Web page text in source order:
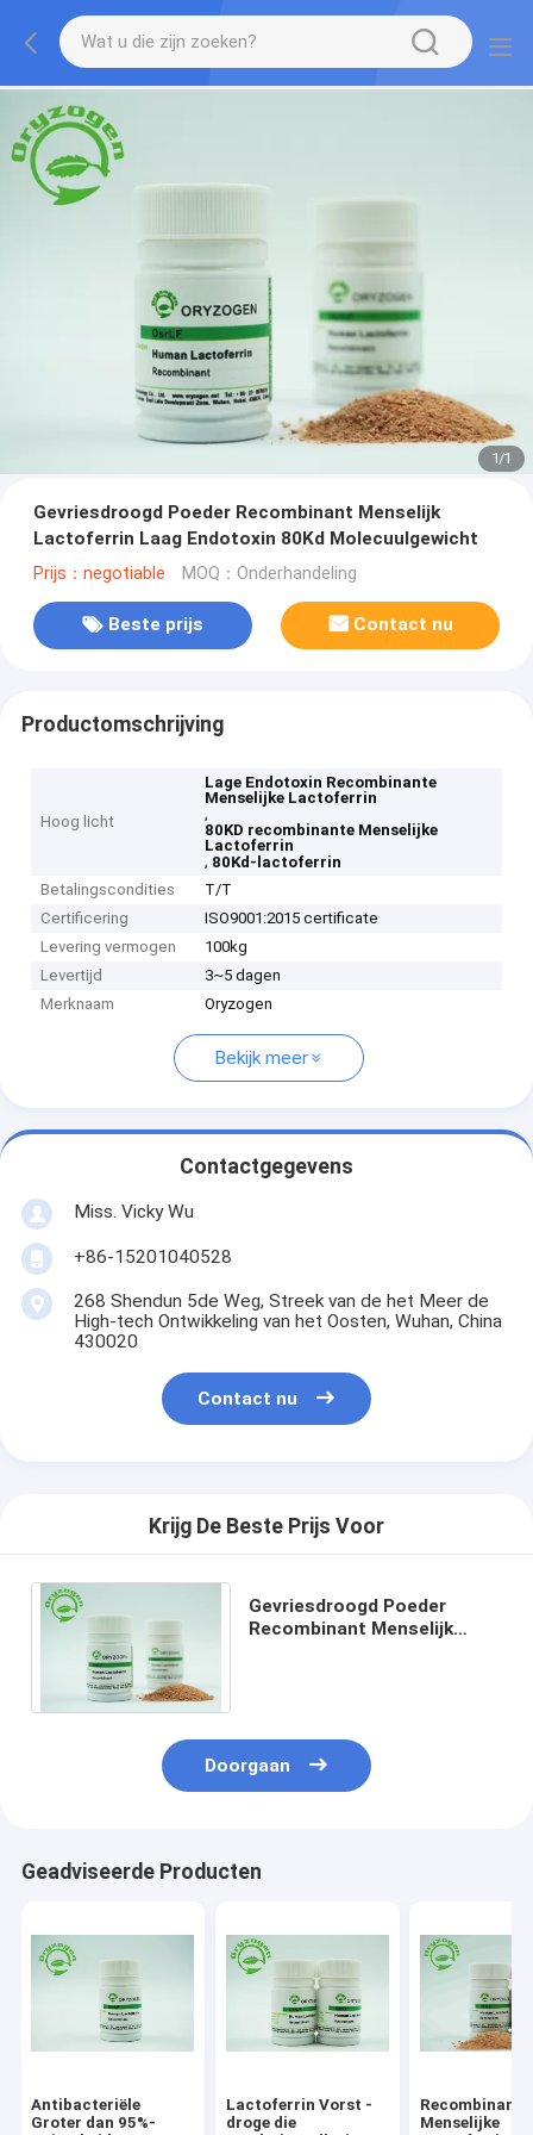
1/1
Gevriesdroogd Poeder Recombinant Menselijk
Lactoferrin Laag Endotoxin 80Kd Molecuulgewicht
Prijs：negotiable MOQ：Onderhandeling
Beste prijs Contact nu
Productomschrijving
Hoog licht
Lage Endotoxin Recombinante
Menselijke Lactoferrin
,
80KD recombinante Menselijke
Lactoferrin
, 80Kd-lactoferrin
Betalingscondities
T/T
Certificering
ISO9001:2015 certificate
Levering vermogen
100kg
Levertijd
3~5 dagen
Merknaam
Oryzogen
Bekijk meer
Contactgegevens
Miss. Vicky Wu
+86-15201040528
268 Shendun 5de Weg, Streek van de het Meer de
High-tech Ontwikkeling van het Oosten, Wuhan, China
430020
Contact nu
Krijg De Beste Prijs Voor
Gevriesdroogd Poeder
Recombinant Menselijk
Doorgaan
Geadviseerde Producten
Antibacteriële
Groter dan 95%-
Lactoferrin Vorst -
droge die
Recombinante
Menselijke